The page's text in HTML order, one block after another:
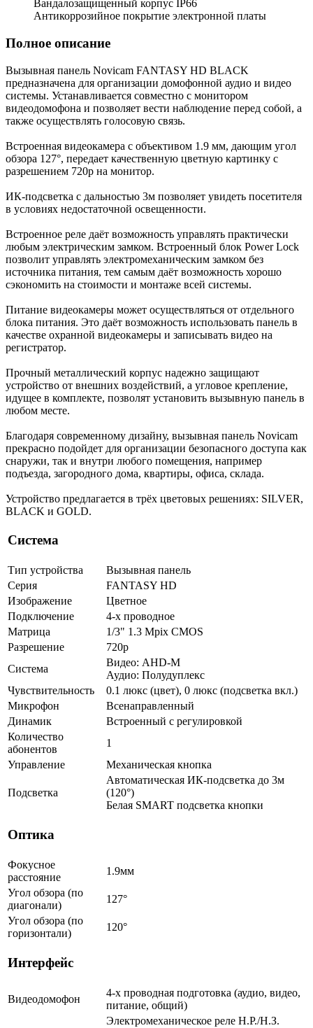
Вандалозащищенный корпус IP66
Антикоррозийное покрытие электронной платы
Полное описание
Вызывная панель Novicam FANTASY HD BLACK
предназначена для организации домофонной аудио и видео
системы. Устанавливается совместно с монитором
видеодомофона и позволяет вести наблюдение перед собой, а
также осуществлять голосовую связь.
Встроенная видеокамера с объективом 1.9 мм, дающим угол
обзора 127°, передает качественную цветную картинку c
разрешением 720p на монитор.
ИК-подсветка с дальностью 3м позволяет увидеть посетителя
в условиях недостаточной освещенности.
Встроенное реле даёт возможность управлять практически
любым электрическим замком. Встроенный блок Power Lock
позволит управлять электромеханическим замком без
источника питания, тем самым даёт возможность хорошо
сэкономить на стоимости и монтаже всей системы.
Питание видеокамеры может осуществляться от отдельного
блока питания. Это даёт возможность использовать панель в
качестве охранной видеокамеры и записывать видео на
регистратор.
Прочный металлический корпус надежно защищают
устройство от внешних воздействий, а угловое крепление,
идущее в комплекте, позволят установить вызывную панель в
любом месте.
Благодаря современному дизайну, вызывная панель Novicam
прекрасно подойдет для организации безопасного доступа как
снаружи, так и внутри любого помещения, например
подъезда, загородного дома, квартиры, офиса, склада.
Устройство предлагается в трёх цветовых решениях: SILVER,
BLACK и GOLD.
Система
Тип устройства
Вызывная панель
Серия
FANTASY HD
Изображение
Цветное
Подключение
4-х проводное
Матрица
1/3" 1.3 Mpix CMOS
Разрешение
720p
Система
Видео: AHD-M
Аудио: Полудуплекс
Чувствительность
0.1 люкс (цвет), 0 люкс (подсветка вкл.)
Микрофон
Всенаправленный
Динамик
Встроенный с регулировкой
Количество
абонентов
1
Управление
Механическая кнопка
Подсветка
Автоматическая ИК-подсветка до 3м
(120°)
Белая SMART подсветка кнопки
Оптика
Фокусное
расстояние
1.9мм
Угол обзора (по
диагонали)
127°
Угол обзора (по
горизонтали)
120°
Интерфейс
Видеодомофон
4-х проводная подготовка (аудио, видео,
питание, общий)
Электромеханическое реле Н.Р./Н.З.